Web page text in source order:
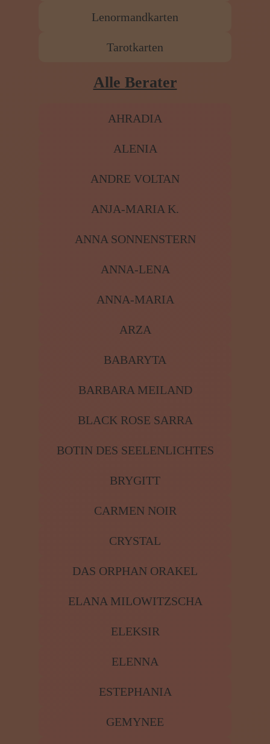
Lenormandkarten
Tarotkarten
Alle Berater
AHRADIA
ALENIA
ANDRE VOLTAN
ANJA-MARIA K.
ANNA SONNENSTERN
ANNA-LENA
ANNA-MARIA
ARZA
BABARYTA
BARBARA MEILAND
BLACK ROSE SARRA
BOTIN DES SEELENLICHTES
BRYGITT
CARMEN NOIR
CRYSTAL
DAS ORPHAN ORAKEL
ELANA MILOWITZSCHA
ELEKSIR
ELENNA
ESTEPHANIA
GEMYNEE